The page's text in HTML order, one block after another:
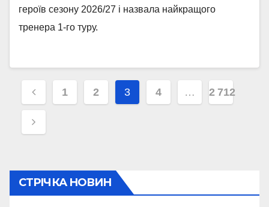
героїв сезону 2026/27 і назвала найкращого
тренера 1-го туру.
Навігація
записів
1 2 3 4 … 2 712
СТРІЧКА НОВИН